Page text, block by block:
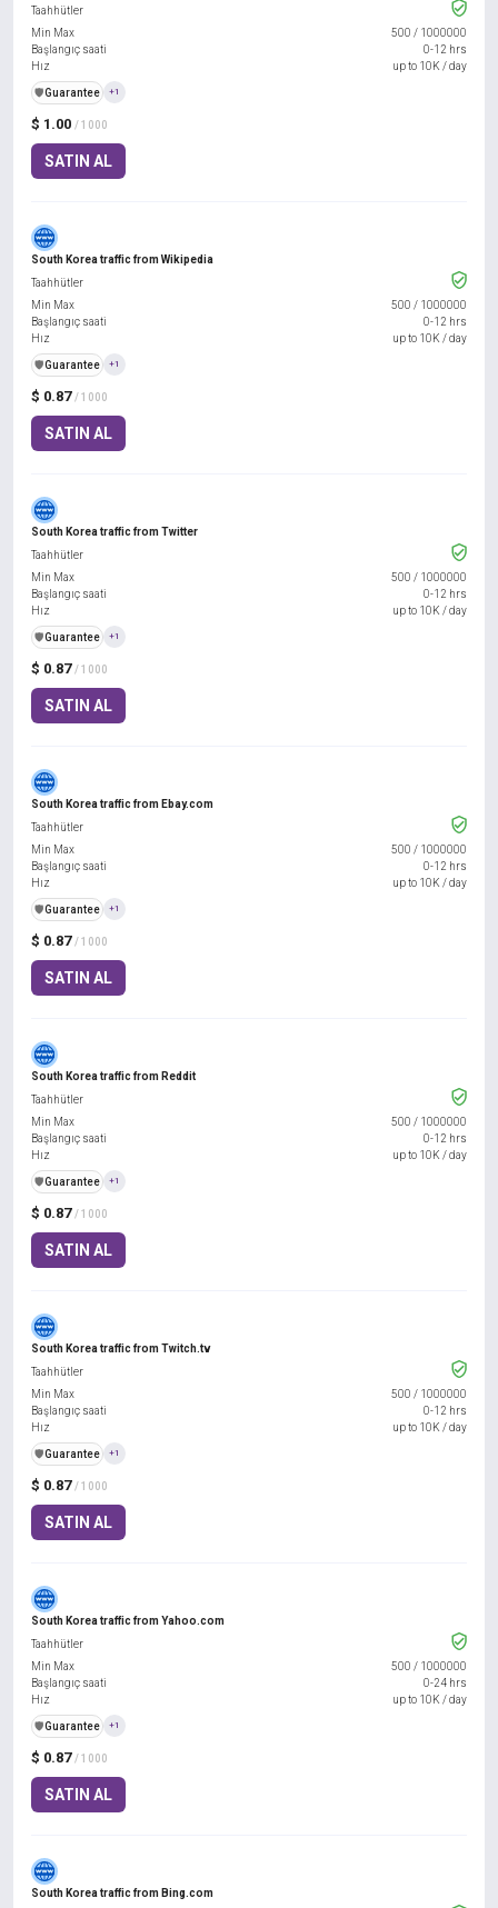
$ 1.00 / 1000
SATIN AL
Taahhütler
Min Max
500 / 1000000
Başlangıç saati
0-12 hrs
Hız
up to 10K / day
️🛡️Guarantee +1
South Korea traffic from Wikipedia
$ 0.87 / 1000
SATIN AL
Taahhütler
Min Max
500 / 1000000
Başlangıç saati
0-12 hrs
Hız
up to 10K / day
️🛡️Guarantee +1
South Korea traffic from Twitter
$ 0.87 / 1000
SATIN AL
Taahhütler
Min Max
500 / 1000000
Başlangıç saati
0-12 hrs
Hız
up to 10K / day
️🛡️Guarantee +1
South Korea traffic from Ebay.com
$ 0.87 / 1000
SATIN AL
Taahhütler
Min Max
500 / 1000000
Başlangıç saati
0-12 hrs
Hız
up to 10K / day
️🛡️Guarantee +1
South Korea traffic from Reddit
$ 0.87 / 1000
SATIN AL
Taahhütler
Min Max
500 / 1000000
Başlangıç saati
0-12 hrs
Hız
up to 10K / day
️🛡️Guarantee +1
South Korea traffic from Twitch.tv
$ 0.87 / 1000
SATIN AL
Taahhütler
Min Max
500 / 1000000
Başlangıç saati
0-12 hrs
Hız
up to 10K / day
️🛡️Guarantee +1
South Korea traffic from Yahoo.com
$ 0.87 / 1000
SATIN AL
Taahhütler
Min Max
500 / 1000000
Başlangıç saati
0-24 hrs
Hız
up to 10K / day
️🛡️Guarantee +1
South Korea traffic from Bing.com